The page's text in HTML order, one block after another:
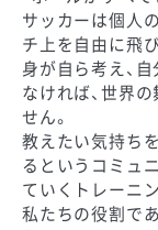
サッカーは個人
チ上を自由に飛
身が自ら考え、
なければ、世界
せん。
教えたい気持ち
るというコミュ
ていくトレーニ
私たちの役割で